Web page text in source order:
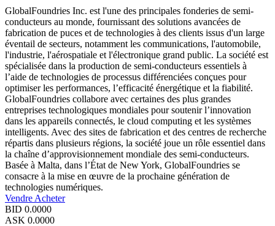
GlobalFoundries Inc. est l'une des principales fonderies de semi-
conducteurs au monde, fournissant des solutions avancées de
fabrication de puces et de technologies à des clients issus d'un large
éventail de secteurs, notamment les communications, l'automobile,
l'industrie, l'aérospatiale et l'électronique grand public. La société est
spécialisée dans la production de semi-conducteurs essentiels à
l’aide de technologies de processus différenciées conçues pour
optimiser les performances, l’efficacité énergétique et la fiabilité.
GlobalFoundries collabore avec certaines des plus grandes
entreprises technologiques mondiales pour soutenir l’innovation
dans les appareils connectés, le cloud computing et les systèmes
intelligents. Avec des sites de fabrication et des centres de recherche
répartis dans plusieurs régions, la société joue un rôle essentiel dans
la chaîne d’approvisionnement mondiale des semi-conducteurs.
Basée à Malta, dans l’État de New York, GlobalFoundries se
consacre à la mise en œuvre de la prochaine génération de
technologies numériques.
Vendre Acheter
BID 0.0000
ASK 0.0000